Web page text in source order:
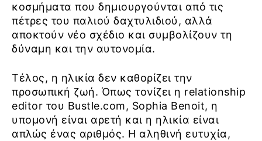
κοσμήματα που δημιουργούνται από τις
πέτρες του παλιού δαχτυλιδιού, αλλά
αποκτούν νέο σχέδιο και συμβολίζουν τη
δύναμη και την αυτονομία.
Τέλος, η ηλικία δεν καθορίζει την
προσωπική ζωή. Όπως τονίζει η relationship
editor του Bustle.com, Sophia Benoit, η
υπομονή είναι αρετή και η ηλικία είναι
απλώς ένας αριθμός. Η αληθινή ευτυχία,